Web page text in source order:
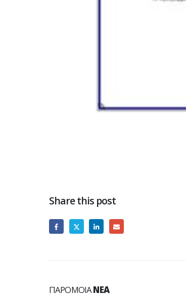
Share this post
ΠΑΡΌΜΟΙΑΝΈΑ